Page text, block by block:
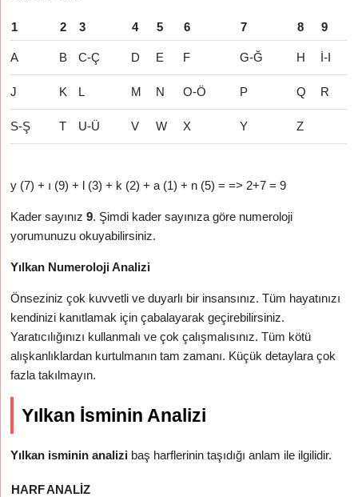
1 2 3 4 5 6 7 8 9
A B C-Ç D E F G-Ğ H İ-I
J K L M N O-Ö P Q R
S-Ş T U-Ü V W X Y Z
y (7) + ı (9) + l (3) + k (2) + a (1) + n (5) = => 2+7 = 9
Kader sayınız9. Şimdi kader sayınıza göre numeroloji
yorumunuzu okuyabilirsiniz.
Yılkan Numeroloji Analizi
Önseziniz çok kuvvetli ve duyarlı bir insansınız. Tüm hayatınızı
kendinizi kanıtlamak için çabalayarak geçirebilirsiniz.
Yaratıcılığınızı kullanmalı ve çok çalışmalısınız. Tüm kötü
alışkanlıklardan kurtulmanın tam zamanı. Küçük detaylara çok
fazla takılmayın.
Yılkan İsminin Analizi
Yılkan isminin analizi baş harflerinin taşıdığı anlam ile ilgilidir.
HARFANALIZ